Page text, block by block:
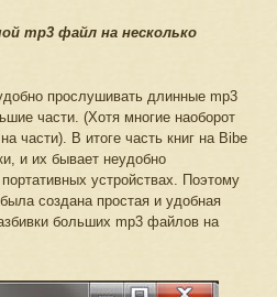
mp3 файл на несколько
прослушивать длинные mp3
части. (Хотя многие наоборот
части). В итоге часть книг на Bibe
и их бывает неудобно
устройствах. Поэтому
создана простая и удобная
больших mp3 файлов на